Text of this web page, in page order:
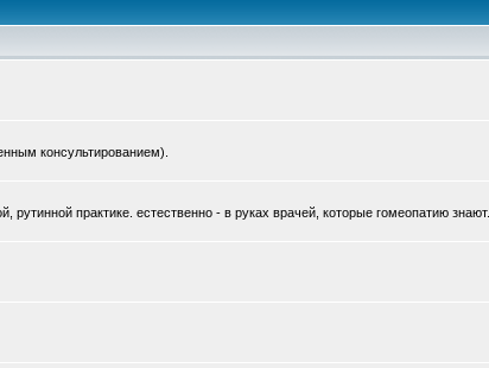
консультированием).
практике. естественно - в руках врачей, которые гомеопатию знают.